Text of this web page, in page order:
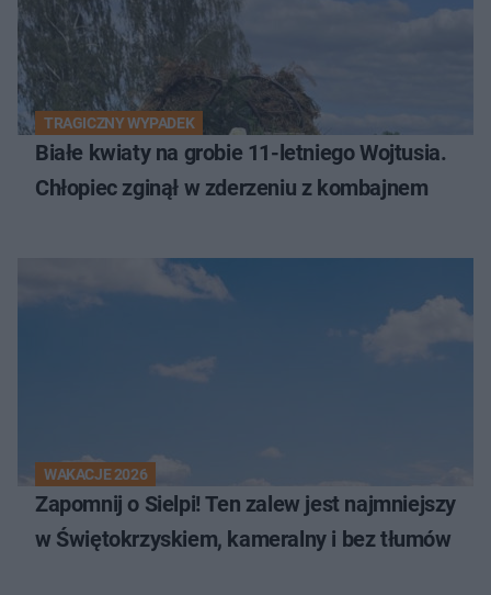
TRAGICZNY WYPADEK
Białe kwiaty na grobie 11-letniego Wojtusia.
Chłopiec zginął w zderzeniu z kombajnem
WAKACJE 2026
Zapomnij o Sielpi! Ten zalew jest najmniejszy
w Świętokrzyskiem, kameralny i bez tłumów